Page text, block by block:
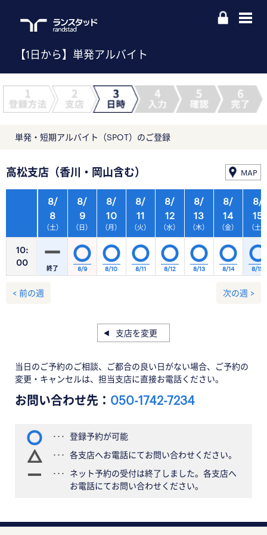
【1日から】単発アルバイト
単発・短期アルバイト（SPOT）のご登録
高松支店（香川・岡山含む） MAP
10:
00
8/
8
（土）
8/
9
（日）
8/
10
（月）
8/
11
（火）
8/
12
（水）
8/
13
（木）
8/
14
（金）
終了 8/9 8/10 8/11 8/12 8/13 8/14
8/
15
（土）
8/15
< 前の週 次の週 >
支店を変更
当日のご予約のご相談、ご都合の良い日がない場合、ご予約の
変更・キャンセルは、担当支店に直接お電話ください。
お問い合わせ先： 050-1742-7234
登録予約が可能
各支店へお電話にてお問い合わせください。
ネット予約の受付は終了しました。各支店へ
お電話にてお問い合わせください。